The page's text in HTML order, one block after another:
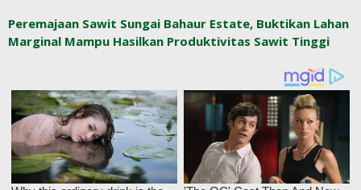
Peremajaan Sawit Sungai Bahaur Estate, Buktikan Lahan
Marginal Mampu Hasilkan Produktivitas Sawit Tinggi